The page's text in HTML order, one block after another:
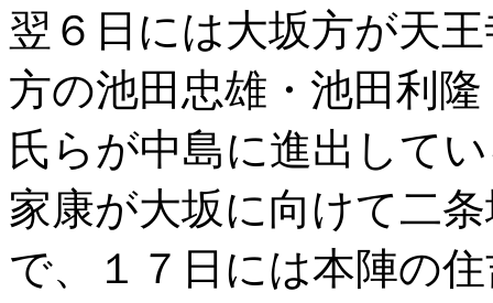
翌６日には大坂方が天
方の池田忠雄・池田利隆
氏らが中島に進出して
家康が大坂に向けて二
で、１７日には本陣の